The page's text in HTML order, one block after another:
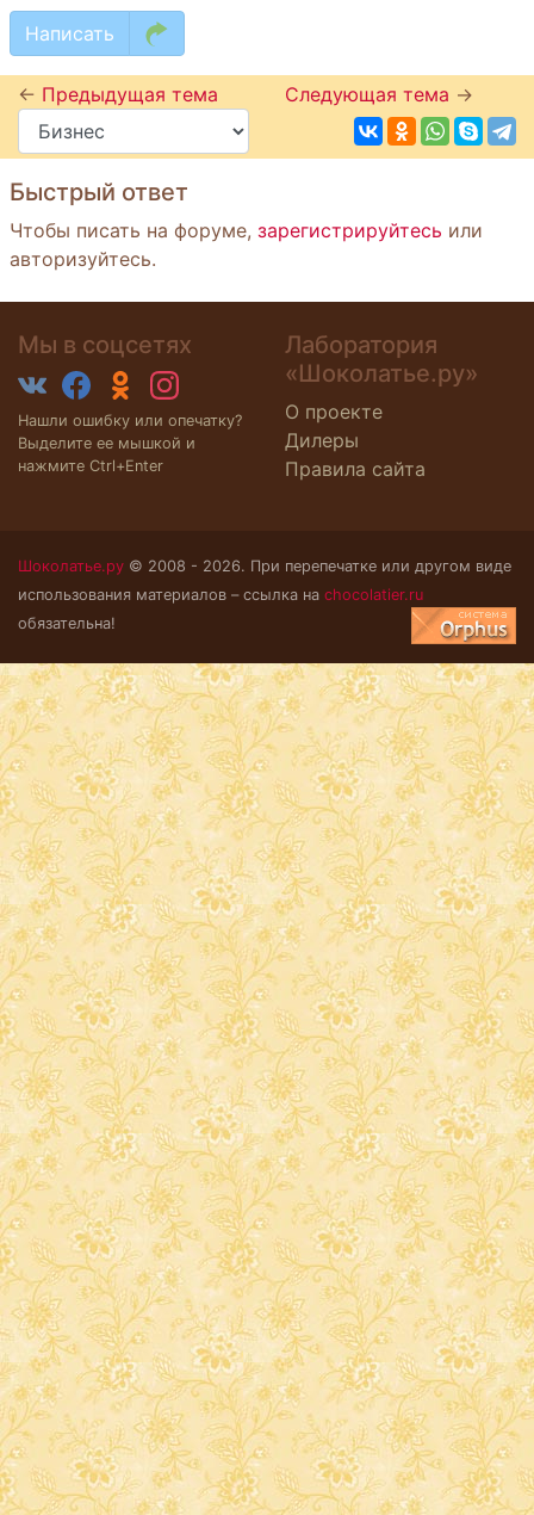
Написать
← Предыдущая тема Следующая тема →
Быстрый ответ
Чтобы писать на форуме, зарегистрируйтесь или
авторизуйтесь.
Мы в соцсетях
Нашли ошибку или опечатку?
Выделите ее мышкой и
нажмите Ctrl+Enter
Лаборатория
«Шоколатье.ру»
О проекте
Дилеры
Правила сайта
Шоколатье.ру © 2008 - 2026. При перепечатке или другом виде
использования материалов – ссылка на chocolatier.ru
обязательна!